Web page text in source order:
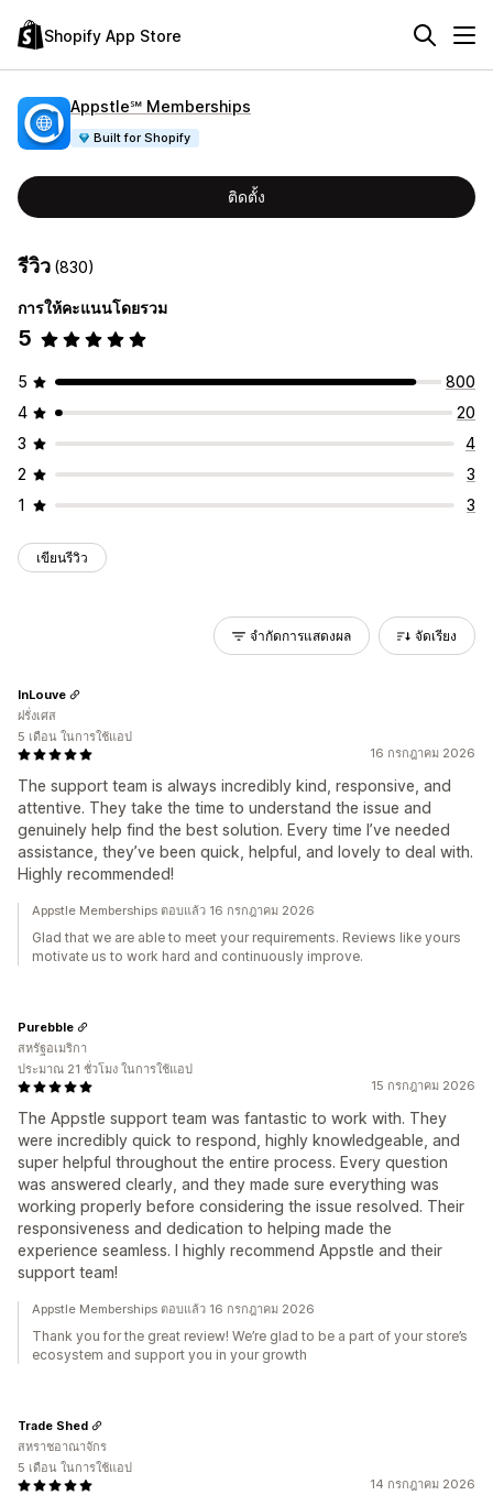
Shopify App Store
Appstle℠ Memberships
Built for Shopify
ติดตั้ง
รีวิว (830)
การให้คะแนนโดยรวม
5
5
800
4
20
3
4
2
3
1
3
เขียนรีวิว
จำกัดการแสดงผล จัดเรียง
16 กรกฎาคม 2026
The support team is always incredibly kind, responsive, and
attentive. They take the time to understand the issue and
genuinely help find the best solution. Every time I’ve needed
assistance, they’ve been quick, helpful, and lovely to deal with.
Highly recommended!
InLouve
ฝรั่งเศส
5 เดือน ในการใช้แอป
Appstle Memberships ตอบแล้ว 16 กรกฎาคม 2026
Glad that we are able to meet your requirements. Reviews like yours
motivate us to work hard and continuously improve.
15 กรกฎาคม 2026
The Appstle support team was fantastic to work with. They
were incredibly quick to respond, highly knowledgeable, and
super helpful throughout the entire process. Every question
was answered clearly, and they made sure everything was
working properly before considering the issue resolved. Their
responsiveness and dedication to helping made the
experience seamless. I highly recommend Appstle and their
support team!
Purebble
สหรัฐอเมริกา
ประมาณ 21 ชั่วโมง ในการใช้แอป
Appstle Memberships ตอบแล้ว 16 กรกฎาคม 2026
Thank you for the great review! We’re glad to be a part of your store’s
ecosystem and support you in your growth
14 กรกฎาคม 2026
Trade Shed
สหราชอาณาจักร
5 เดือน ในการใช้แอป